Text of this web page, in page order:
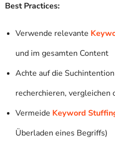
Best Practices:
Verwende relevante
und im gesamten Content
Achte auf die
recherchieren, vergleichen
Vermeide Keyword
Überladen eines Begriffs)